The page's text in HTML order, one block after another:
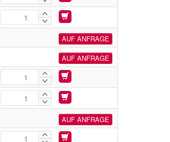
AUF ANFRAGE
AUF ANFRAGE
AUF ANFRAGE